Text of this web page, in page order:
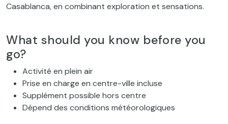
Casablanca, en combinant exploration et sensations.
What should you know before you
go?
Activité en plein air
Prise en charge en centre-ville incluse
Supplément possible hors centre
Dépend des conditions météorologiques